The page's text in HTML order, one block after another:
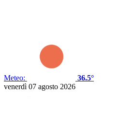
Meteo:
36.5°
venerdì 07 agosto 2026